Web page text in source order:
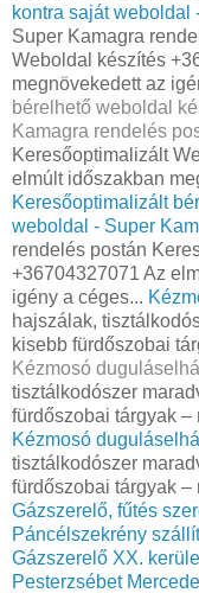
kontra saját weboldal
Super Kamagra
Weboldal készítés
megnövekedett az
bérelhető weboldal
Kamagra rendelés
Keresőoptimalizált
elmúlt időszakban
Keresőoptimalizált
weboldal - Super
rendelés postán
+36704327071 Az
igény a céges...
hajszálak,
kisebb fürdőszobai
Kézmosó
tisztálkodószer
fürdőszobai tárgyak –
Kézmosó
tisztálkodószer
fürdőszobai tárgyak –
Gázszerelő, fűtés
Páncélszekrény
Gázszerelő XX.
Pesterzsébet